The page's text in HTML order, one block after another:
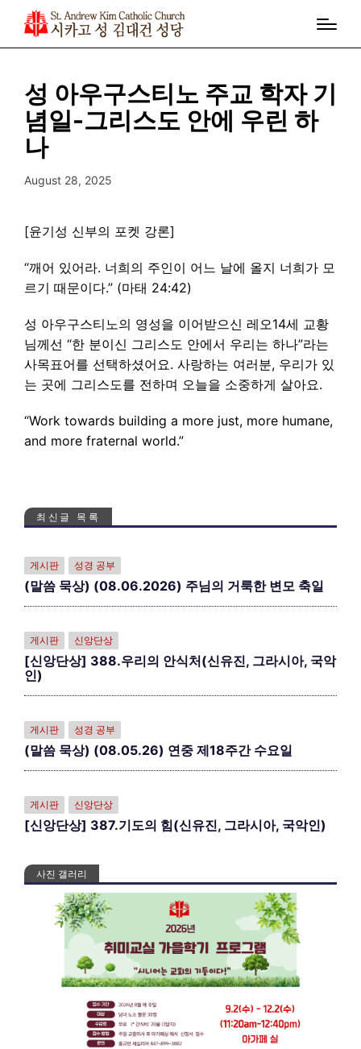
성 아우구스티노 주교 학자 기
념일-그리스도 안에 우린 하
나
August 28, 2025
[윤기성 신부의 포켓 강론]
“깨어 있어라. 너희의 주인이 어느 날에 올지 너희가 모
르기 때문이다.” (마태 24:42)
성 아우구스티노의 영성을 이어받으신 레오14세 교황
님께선 “한 분이신 그리스도 안에서 우리는 하나”라는
사목표어를 선택하셨어요. 사랑하는 여러분, 우리가 있
는 곳에 그리스도를 전하며 오늘을 소중하게 살아요.
“Work towards building a more just, more humane,
and more fraternal world.”
최신글 목록
게시판 성경 공부
(말씀 묵상) (08.06.2026) 주님의 거룩한 변모 축일
게시판 신앙단상
[신앙단상] 388.우리의 안식처(신유진, 그라시아, 국악
인)
게시판 성경 공부
(말씀 묵상) (08.05.26) 연중 제18주간 수요일
게시판 신앙단상
[신앙단상] 387.기도의 힘(신유진, 그라시아, 국악인)
사진 갤러리